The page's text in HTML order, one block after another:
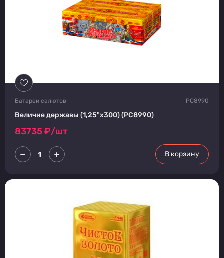
Батареи салютов РС8990
Величие державы (1,25"х300) (РС8990)
83735₽/шт
В корзину